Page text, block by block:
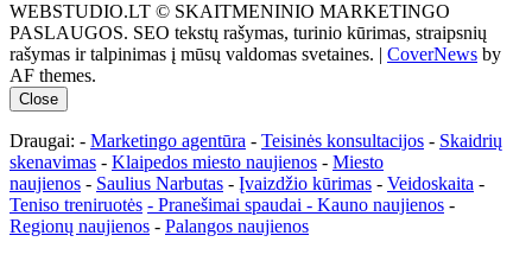
WEBSTUDIO.LT © SKAITMENINIO MARKETINGO
PASLAUGOS. SEO tekstų rašymas, turinio kūrimas, straipsnių
rašymas ir talpinimas į mūsų valdomas svetaines. | CoverNews by
AF themes.
Close
Draugai: - Marketingo agentūra - Teisinės konsultacijos - Skaidrių
skenavimas - Klaipedos miesto naujienos - Miesto
naujienos - Saulius Narbutas - Įvaizdžio kūrimas - Veidoskaita -
Teniso treniruotės - Pranešimai spaudai - Kauno naujienos -
Regionų naujienos - Palangos naujienos